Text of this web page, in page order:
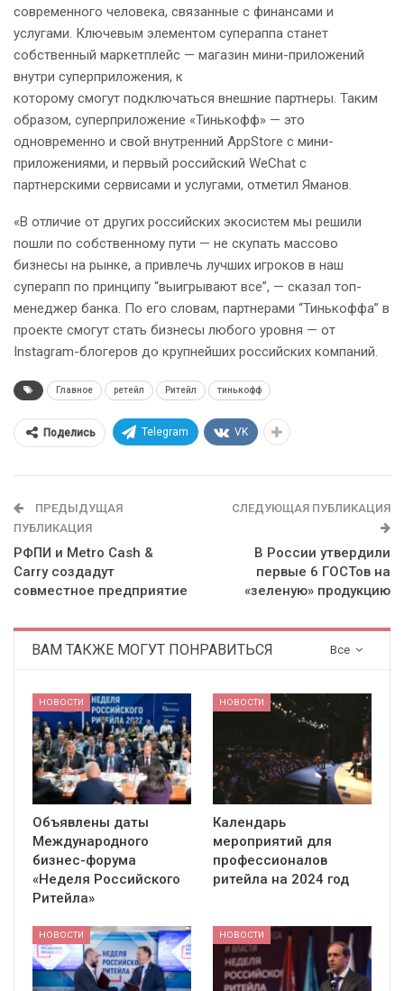
современного человека, связанные с финансами и
услугами. Ключевым элементом супераппа станет
собственный маркетплейс — магазин мини-приложений
внутри суперприложения, к
которому смогут подключаться внешние партнеры. Таким
образом, суперприложение «Тинькофф» — это
одновременно и свой внутренний AppStore с мини-
приложениями, и первый российский WeChat с
партнерскими сервисами и услугами, отметил Яманов.
«В отличие от других российских экосистем мы решили
пошли по собственному пути — не скупать массово
бизнесы на рынке, а привлечь лучших игроков в наш
суперапп по принципу “выигрывают все”, — сказал топ-
менеджер банка. По его словам, партнерами “Тинькоффа” в
проекте смогут стать бизнесы любого уровня — от
Instagram-блогеров до крупнейших российских компаний.
Главное ретейл Ритейл тинькофф
Поделись Telegram VK
ПРЕДЫДУЩАЯ
ПУБЛИКАЦИЯ
РФПИ и Metro Cash &
Carry создадут
совместное предприятие
СЛЕДУЮЩАЯ ПУБЛИКАЦИЯ
В России утвердили
первые 6 ГОСТов на
«зеленую» продукцию
Все
ВАМ ТАКЖЕ МОГУТ ПОНРАВИТЬСЯ
НОВОСТИ
Объявлены даты
Международного
бизнес-форума
«Неделя Российского
Ритейла»
НОВОСТИ
Календарь
мероприятий для
профессионалов
ритейла на 2024 год
НОВОСТИ НОВОСТИ